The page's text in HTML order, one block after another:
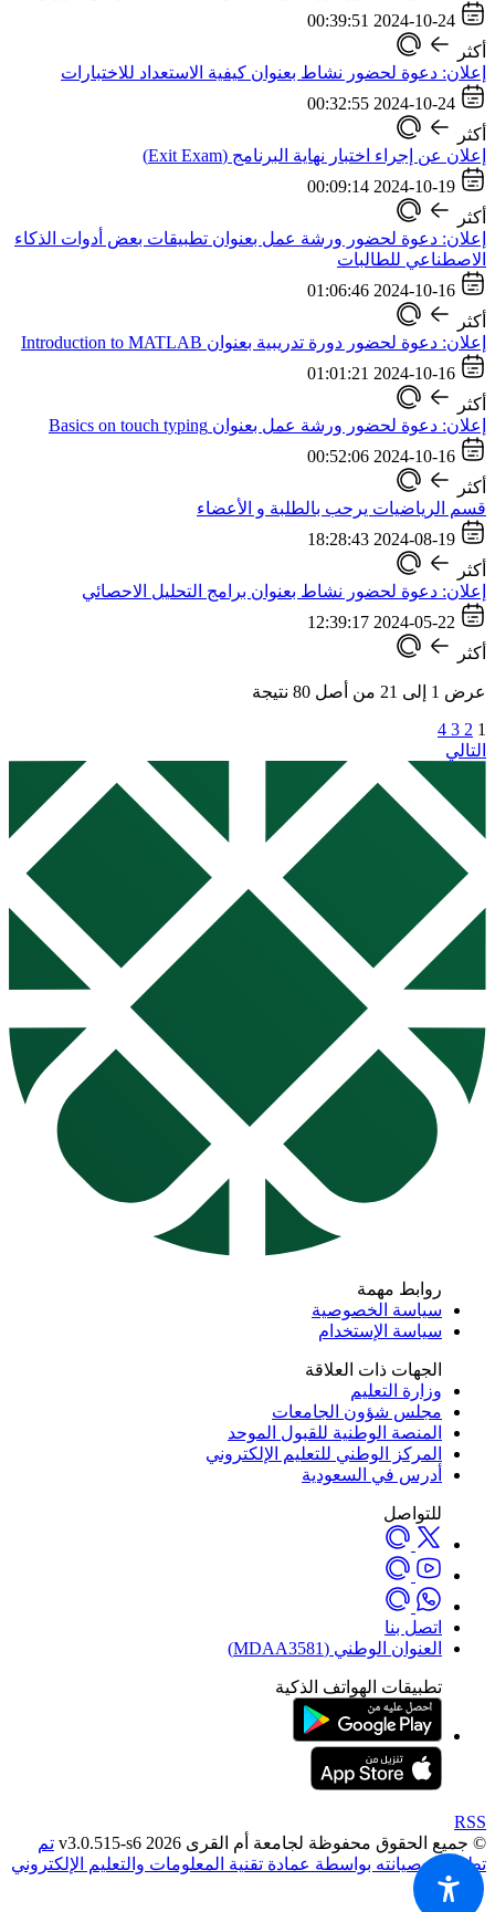
2024-10-24 00:39:51
أكثر
إعلان: دعوة لحضور نشاط بعنوان كيفية الاستعداد للاختبارات
2024-10-24 00:32:55
أكثر
إعلان عن إجراء اختبار نهاية البرنامج (Exit Exam)
2024-10-19 00:09:14
أكثر
إعلان: دعوة لحضور ورشة عمل بعنوان تطبيقات بعض أدوات الذكاء
الاصطناعي للطالبات
2024-10-16 01:06:46
أكثر
إعلان: دعوة لحضور دورة تدريبية بعنوان Introduction to MATLAB
2024-10-16 01:01:21
أكثر
إعلان: دعوة لحضور ورشة عمل بعنوان Basics on touch typing
2024-10-16 00:52:06
أكثر
قسم الرياضيات يرحب بالطلبة و الأعضاء
2024-08-19 18:28:43
أكثر
إعلان: دعوة لحضور نشاط بعنوان برامج التحليل الاحصائي
2024-05-22 12:39:17
أكثر
عرض 1 إلى 21 من أصل 80 نتيجة
1
2
3
4
التالي
روابط مهمة
سياسة الخصوصية
سياسة الإستخدام
الجهات ذات العلاقة
وزارة التعليم
مجلس شؤون الجامعات
المنصة الوطنية للقبول الموحد
المركز الوطني للتعليم الإلكتروني
أدرس في السعودية
للتواصل
اتصل بنا
العنوان الوطني (MDAA3581)
تطبيقات الهواتف الذكية
RSS
© جميع الحقوق محفوظة لجامعة أم القرى 2026 v3.0.515-s6
تم
تطويره وصيانته بواسطة عمادة تقنية المعلومات والتعليم الإلكتروني